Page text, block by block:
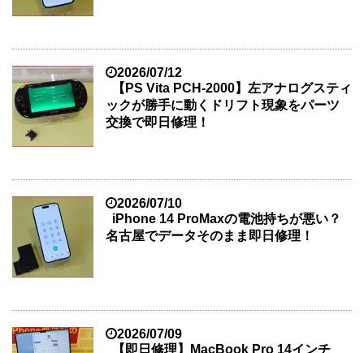
2026/07/12
【PS Vita PCH-2000】左アナログスティ
ックが勝手に動くドリフト現象をパーツ
交換で即日修理！
2026/07/10
iPhone 14 ProMaxの電池持ちが悪い？
名古屋でデータそのまま即日修理！
2026/07/09
【即日修理】MacBook Pro 14インチ